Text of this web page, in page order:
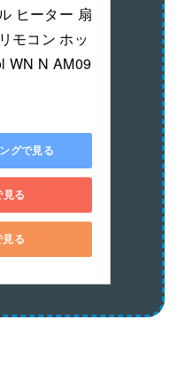
ヒーター 扇
モコン ホッ
WN N AM09
グで見る
る
る